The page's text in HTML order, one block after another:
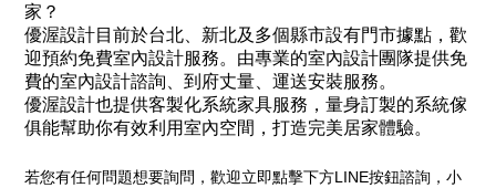
家？
優渥設計目前於台北、新北及多個縣市設有門市據點，歡
迎預約免費室內設計服務。由專業的室內設計團隊提供免
費的室內設計諮詢、到府丈量、運送安裝服務。
優渥設計也提供客製化系統家具服務，量身訂製的系統傢
俱能幫助你有效利用室內空間，打造完美居家體驗。
若您有任何問題想要詢問，歡迎立即點擊下方LINE按鈕諮詢，小